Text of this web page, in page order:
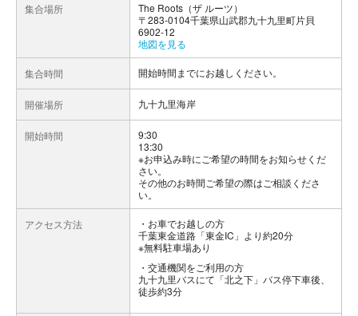
集合場所
The Roots（ザ ルーツ）
〒283-0104千葉県山武郡九十九里町片貝
6902-12
地図を見る
集合時間 開始時間までにお越しください。
開催場所 九十九里海岸
開始時間
9:30
13:30
※お申込み時にご希望の時間をお知らせくだ
さい。
その他のお時間ご希望の際はご相談くださ
い。
アクセス方法
お車でお越しの方
千葉東金道路「東金IC」より約20分
※無料駐車場あり
交通機関をご利用の方
九十九里バスにて「北之下」バス停下車後、
徒歩約3分